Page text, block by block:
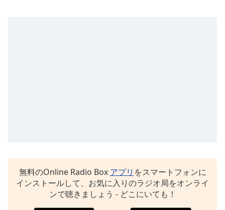
window.
Escape無料のOnline Radio Box アプリ をスマートフォンに
インストールして、お気に入りのラジオ局をオンライ
ンで聴きましょう - どこにいても！